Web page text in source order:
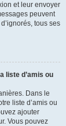
et leur envoyer
peuvent
tous ses
liste d’amis ou
Dans le
liste d’amis ou
ajouter
Vous pouvez